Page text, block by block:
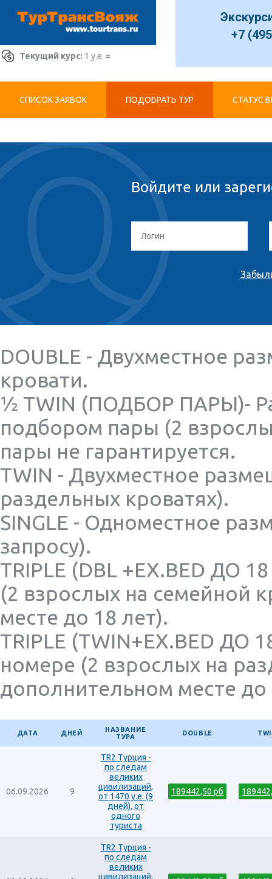
Текущий курс: 1 у.е. =
+7
СПИСОК ЗАЯВОК ПОДОБРАТЬ ТУР СТАТУС
Войдите или
DOUBLE - Двухместное
кровати.
½ TWIN (ПОДБОР ПАРЫ)-
подбором пары (2
пары не гарантируется.
TWIN - Двухместное
раздельных кроватях).
SINGLE - Одноместное
запросу).
TRIPLE (DBL +EX.BED ДО
(2 взрослых на семейной
месте до 18 лет).
TRIPLE (TWIN+EX.BED ДО
номере (2 взрослых на
дополнительном месте до
ДАТА ДНЕЙ
НАЗВАНИЕ
ТУРА
DOUBLE
06.09.2026 9
TR2 Турция -
по следам
великих
цивилизаций,
от 1470 у.е. (9
дней), от
одного
туриста
189442,50 рб
TR2 Турция -
по следам
великих
цивилизаций,